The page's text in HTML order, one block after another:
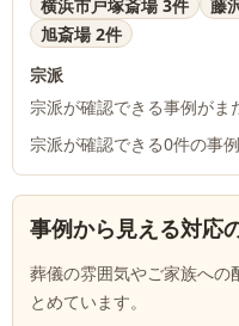
横浜市戸塚斎場 3件
藤
旭斎場 2件
宗派
宗派が確認できる事例がま
宗派が確認できる0件の事
事例から見える対応
葬儀の雰囲気やご家族への
とめています。